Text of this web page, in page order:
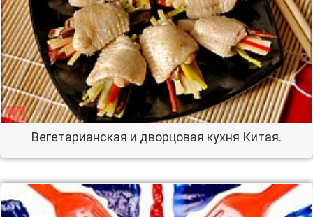
Вегетарианская и дворцовая кухня Китая.